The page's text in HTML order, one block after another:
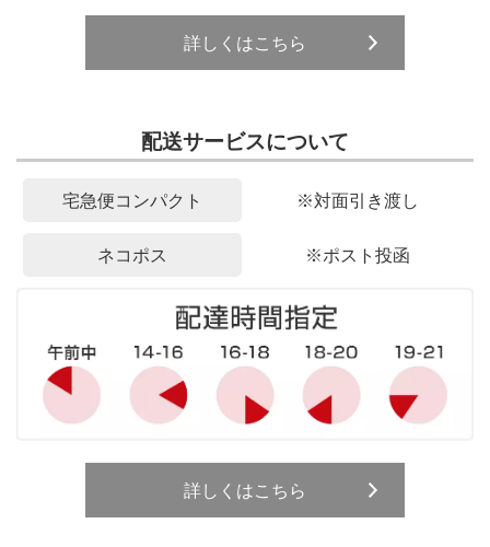
詳しくはこちら
配送サービスについて
宅急便コンパクト ※対面引き渡し
ネコポス ※ポスト投函
詳しくはこちら